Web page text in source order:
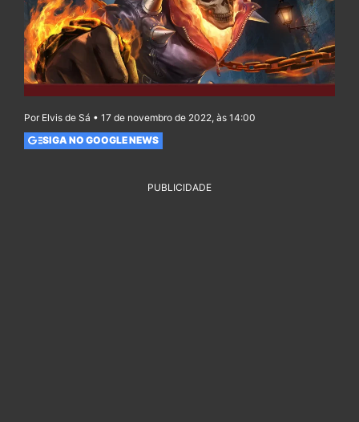
Por Elvis de Sá • 17 de novembro de 2022, às 14:00
SIGA NO GOOGLE NEWS
PUBLICIDADE